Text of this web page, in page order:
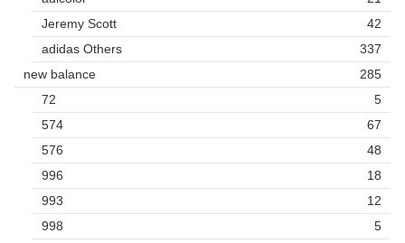
Jeremy Scott
42
adidas Others
337
new balance
285
72
5
574
67
576
48
996
18
993
12
998
5